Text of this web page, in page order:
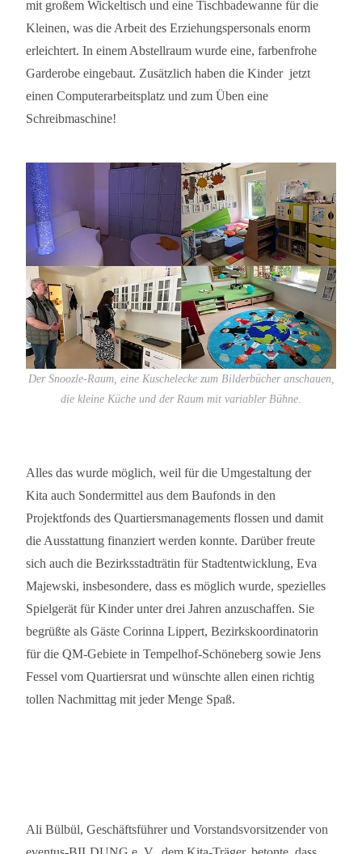
mit großem Wickeltisch und eine Tischbadewanne für die
Kleinen, was die Arbeit des Erziehungspersonals enorm
erleichtert. In einem Abstellraum wurde eine, farbenfrohe
Garderobe eingebaut. Zusätzlich haben die Kinder jetzt
einen Computerarbeitsplatz und zum Üben eine
Schreibmaschine!
Der Snoozle-Raum, eine Kuschelecke zum Bilderbücher anschauen,
die kleine Küche und der Raum mit variabler Bühne.
Alles das wurde möglich, weil für die Umgestaltung der
Kita auch Sondermittel aus dem Baufonds in den
Projektfonds des Quartiersmanagements flossen und damit
die Ausstattung finanziert werden konnte. Darüber freute
sich auch die Bezirksstadträtin für Stadtentwicklung, Eva
Majewski, insbesondere, dass es möglich wurde, spezielles
Spielgerät für Kinder unter drei Jahren anzuschaffen. Sie
begrüßte als Gäste Corinna Lippert, Bezirkskoordinatorin
für die QM-Gebiete in Tempelhof-Schöneberg sowie Jens
Fessel vom Quartiersrat und wünschte allen einen richtig
tollen Nachmittag mit jeder Menge Spaß.
Ali Bülbül, Geschäftsführer und Vorstandsvorsitzender von